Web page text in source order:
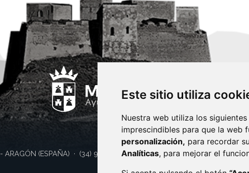
Este sitio utiliza
Nuestra web utiliza los
imprescindibles para que la web
personalización, para recordar
Analíticas, para mejorar el
- ARAGÓN (ESPAÑA) · (34) 974 400 700 ·sac@monzon.es